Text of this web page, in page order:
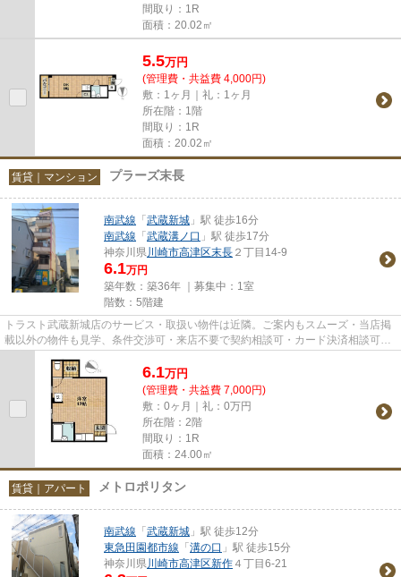
間取り：1R
面積：20.02㎡
5.5万円
(管理費・共益費 4,000円)
敷：1ヶ月｜礼：1ヶ月
所在階：1階
間取り：1R
面積：20.02㎡
賃貸｜マンション プラーズ末長
南武線 「武蔵新城 」駅 徒歩16分
南武線 「武蔵溝ノ口 」駅 徒歩17分
神奈川県川崎市高津区末長 ２丁目14-9
6.1万円
築年数：築36年 ｜募集中： 1室
階数：5階建
トラスト武蔵新城店のサービス・取扱い物件は近隣。ご案内もスムーズ・当店掲
載以外の物件も見学、条件交渉可・来店不要で契約相談可・カード決済相談可・
来店時無料駐車場有（要電話...
6.1万円
(管理費・共益費 7,000円)
敷：0ヶ月｜礼：0万円
所在階：2階
間取り：1R
面積：24.00㎡
賃貸｜アパート メトロポリタン
南武線 「武蔵新城 」駅 徒歩12分
東急田園都市線 「溝の口 」駅 徒歩15分
神奈川県川崎市高津区新作 ４丁目6-21